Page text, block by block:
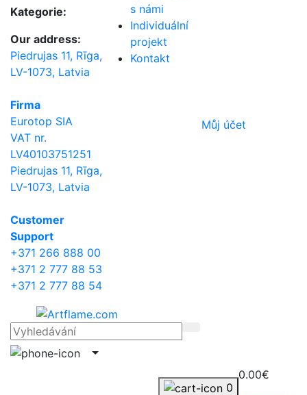
Kategorie:
Our address:
Piedrujas 11, Rīga,
LV-1073, Latvia
Firma
Eurotop SIA
VAT nr.
LV40103751251
Piedrujas 11, Rīga,
LV-1073, Latvia
Сustomer
Support
+371 266 888 00
+371 2 777 88 53
+371 2 777 88 54
s námi
Individuální
projekt
Kontakt
Můj účet
0
0.00€